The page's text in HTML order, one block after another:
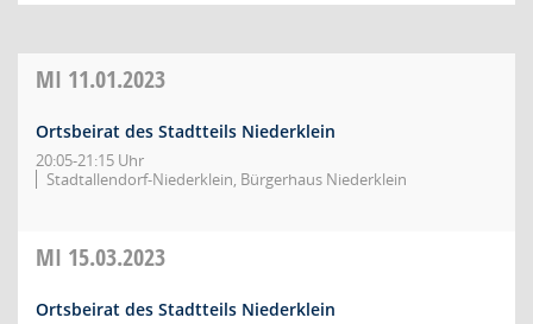
MI 11.01.2023
Ortsbeirat des Stadtteils Niederklein
20:05-21:15 Uhr
Stadtallendorf-Niederklein, Bürgerhaus Niederklein
MI 15.03.2023
Ortsbeirat des Stadtteils Niederklein